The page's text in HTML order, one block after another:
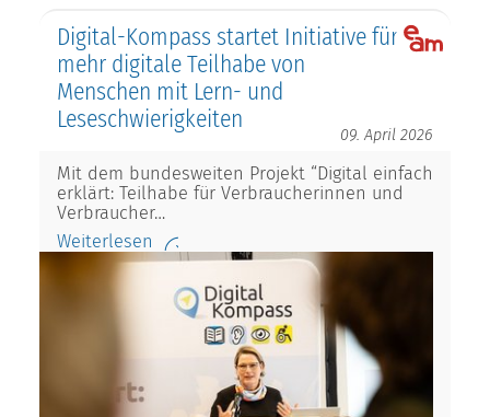
Digital-Kompass startet Initiative für
mehr digitale Teilhabe von
Menschen mit Lern- und
Leseschwierigkeiten
09. April 2026
Mit dem bundesweiten Projekt “Digital einfach
erklärt: Teilhabe für Verbraucherinnen und
Verbraucher…
Weiterlesen